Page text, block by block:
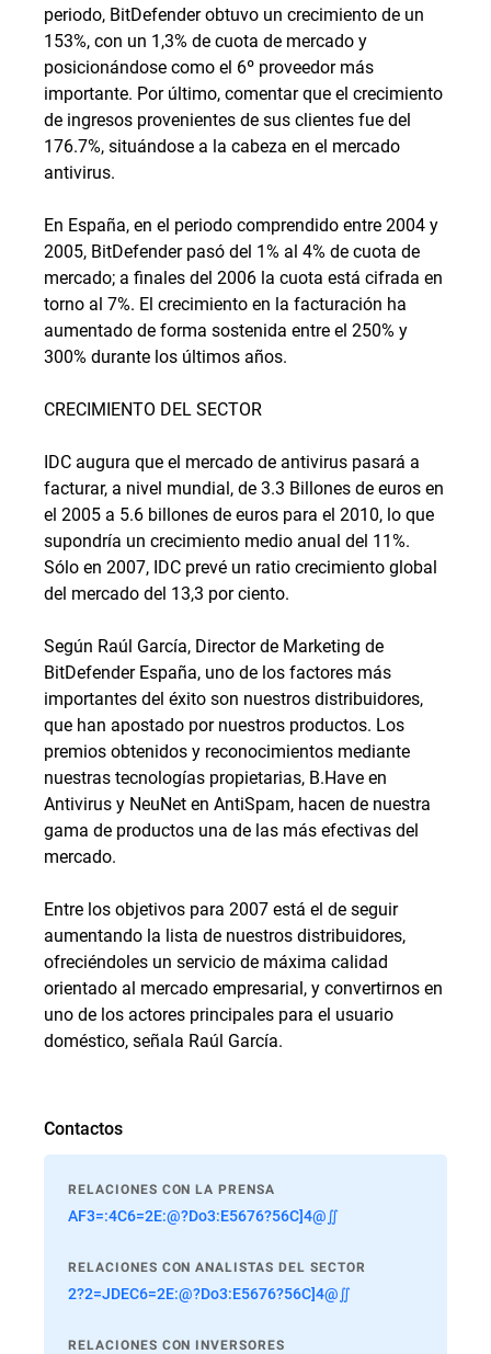
periodo, BitDefender obtuvo un crecimiento de un
153%, con un 1,3% de cuota de mercado y
posicionándose como el 6º proveedor más
importante. Por último, comentar que el crecimiento
de ingresos provenientes de sus clientes fue del
176.7%, situándose a la cabeza en el mercado
antivirus.
En España, en el periodo comprendido entre 2004 y
2005, BitDefender pasó del 1% al 4% de cuota de
mercado; a finales del 2006 la cuota está cifrada en
torno al 7%. El crecimiento en la facturación ha
aumentado de forma sostenida entre el 250% y
300% durante los últimos años.
CRECIMIENTO DEL SECTOR
IDC augura que el mercado de antivirus pasará a
facturar, a nivel mundial, de 3.3 Billones de euros en
el 2005 a 5.6 billones de euros para el 2010, lo que
supondría un crecimiento medio anual del 11%.
Sólo en 2007, IDC prevé un ratio crecimiento global
del mercado del 13,3 por ciento.
Según Raúl García, Director de Marketing de
BitDefender España, uno de los factores más
importantes del éxito son nuestros distribuidores,
que han apostado por nuestros productos. Los
premios obtenidos y reconocimientos mediante
nuestras tecnologías propietarias, B.Have en
Antivirus y NeuNet en AntiSpam, hacen de nuestra
gama de productos una de las más efectivas del
mercado.
Entre los objetivos para 2007 está el de seguir
aumentando la lista de nuestros distribuidores,
ofreciéndoles un servicio de máxima calidad
orientado al mercado empresarial, y convertirnos en
uno de los actores principales para el usuario
doméstico, señala Raúl García.
Contactos
RELACIONES CON LA PRENSA
AF3=:4C6=2E:@?Do3:E5676?56C]4@∬
RELACIONES CON ANALISTAS DEL SECTOR
2?2=JDEC6=2E:@?Do3:E5676?56C]4@∬
RELACIONES CON INVERSORES